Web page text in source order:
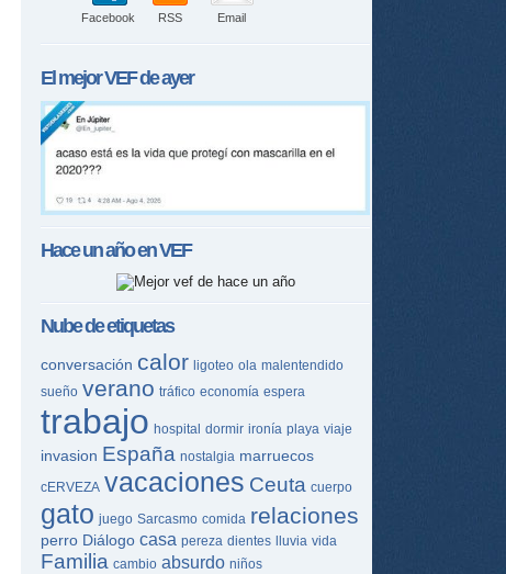
Facebook RSS Email
El mejorVEFde ayer
Hace un año enVEF
Nube de etiquetas
conversación calor ligoteo ola malentendido
sueño verano tráfico economía espera
trabajo hospital dormir ironía playa viaje
invasion España nostalgia marruecos
cERVEZA vacaciones Ceuta cuerpo
gato juego Sarcasmo comida relaciones
perro Diálogo casa pereza dientes lluvia vida
Familia cambio absurdo niños